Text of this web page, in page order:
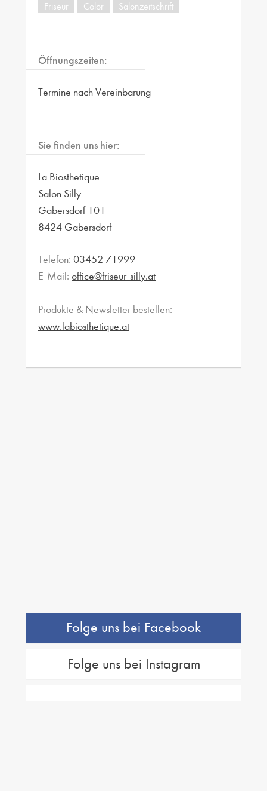
Friseur
Color Salonzeitschrift
Öffnungszeiten:
Termine nach Vereinbarung
Sie finden uns hier:
La Biosthetique
Salon Silly
Gabersdorf 101
8424 Gabersdorf
Telefon: 03452 71999
E-Mail: office@friseur-silly.at
Produkte & Newsletter bestellen:
www.labiosthetique.at
Folge uns bei Facebook
Folge uns bei Instagram